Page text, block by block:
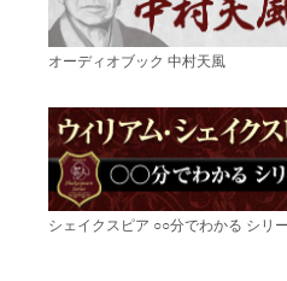
オーディオブック 中村天風
シェイクスピア ○○分でわかる シリ